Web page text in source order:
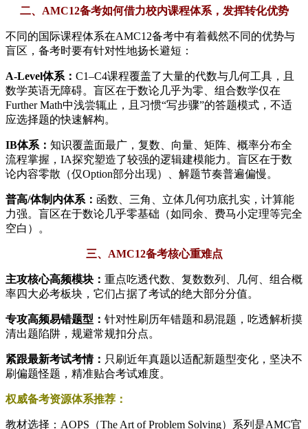
二、 AMC12备考如何借力校内课程体系，发挥转化优势
不同的国际课程体系在AMC12备考中有着截然不同的优势与
盲区，备考时要有针对性地扬长避短：
A-Level体系： C1–C4课程覆盖了大量的代数与几何工具，且
数学英语无障碍。盲区在于数论几乎为零、组合数学仅在
Further Math中浅尝辄止，且习惯“写步骤”的答题模式，不适
应选择题的快速解构。
IB体系： 知识覆盖面最广，复数、向量、矩阵、概率分布全
流程掌握，IA探究塑造了较强的逻辑建模能力。盲区在于数
论内容零散（仅Option部分出现）、解题节奏普遍偏慢。
普高/体制内体系： 函数、三角、立体几何功底扎实，计算能
力强。盲区在于数论几乎零基础（如同余、费马小定理等完全
空白）。
三、AMC12备考核心重难点
主攻核心高频模块： 重点吃透代数、复数数列、几何、组合概
率四大必考板块，它们占据了考试的绝大部分分值。
专攻高频易错题型： 针对性刷历年错题和易混题，吃透解析摸
清出题陷阱，规避常规扣分点。
紧跟最新考试考情： 只刷近年真题以适配新题型变化，坚决不
刷偏题怪题，精准贴合考试难度。
权威备考资源体系推荐：
教材选择：AOPS（The Art of Problem Solving）系列是AMC官